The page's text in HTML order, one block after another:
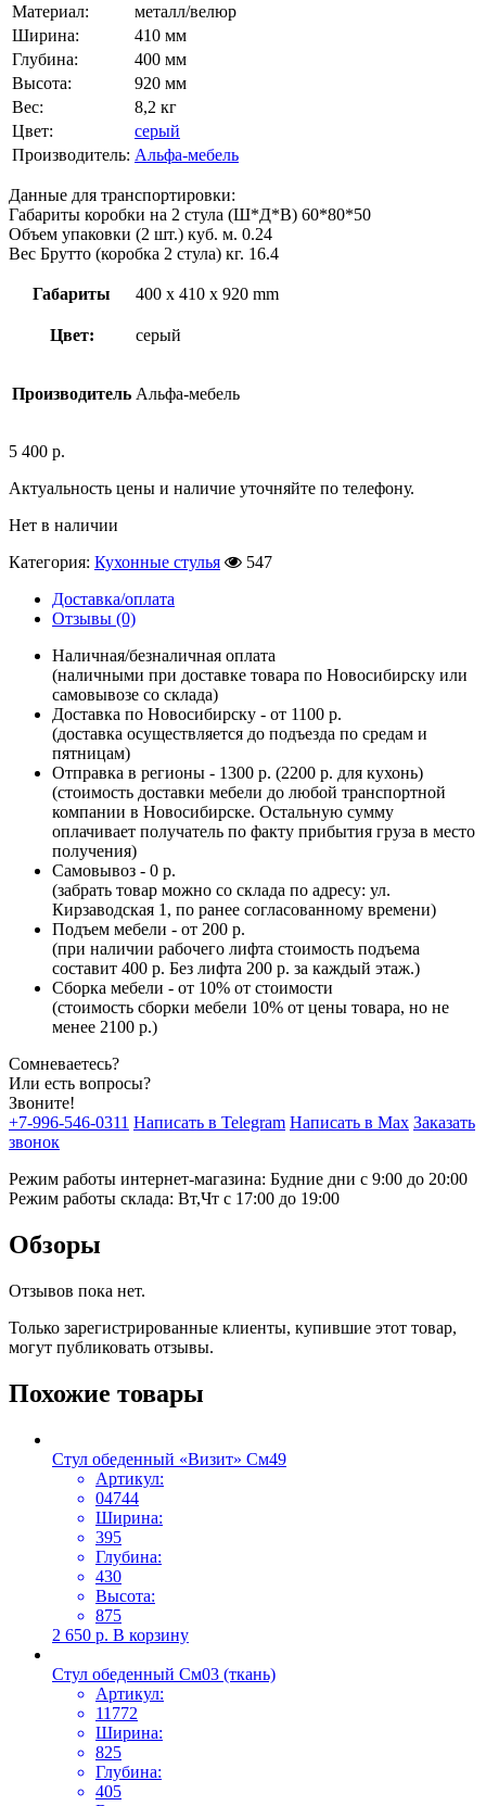
Материал:
металл/велюр
Ширина:
410 мм
Глубина:
400 мм
Высота:
920 мм
Вес:
8,2 кг
Цвет:
серый
Производитель: Альфа-мебель
Данные для транспортировки:
Габариты коробки на 2 стула (Ш*Д*В) 60*80*50
Объем упаковки (2 шт.) куб. м. 0.24
Вес Брутто (коробка 2 стула) кг. 16.4
Габариты 400 x 410 x 920 mm
Цвет: серый
Производитель Альфа-мебель
5 400 р.
Актуальность цены и наличие уточняйте по телефону.
Нет в наличии
Категория: Кухонные стулья
547
Доставка/оплата
Отзывы (0)
Наличная/безналичная оплата
(наличными при доставке товара по Новосибирску или
самовывозе со склада)
Доставка по Новосибирску - от 1100 р.
(доставка осуществляется до подъезда по средам и
пятницам)
Отправка в регионы - 1300 р. (2200 р. для кухонь)
(стоимость доставки мебели до любой транспортной
компании в Новосибирске. Остальную сумму
оплачивает получатель по факту прибытия груза в место
получения)
Самовывоз - 0 р.
(забрать товар можно со склада по адресу: ул.
Кирзаводская 1, по ранее согласованному времени)
Подъем мебели - от 200 р.
(при наличии рабочего лифта стоимость подъема
составит 400 р. Без лифта 200 р. за каждый этаж.)
Сборка мебели - от 10% от стоимости
(стоимость сборки мебели 10% от цены товара, но не
менее 2100 р.)
Сомневаетесь?
Или есть вопросы?
Звоните!
+7-996-546-0311 Написать в Telegram Написать в Max Заказать
звонок
Режим работы интернет-магазина: Будние дни с 9:00 до 20:00
Режим работы склада: Вт,Чт с 17:00 до 19:00
Обзоры
Отзывов пока нет.
Только зарегистрированные клиенты, купившие этот товар,
могут публиковать отзывы.
Похожие товары
Стул обеденный «Визит» См49
Артикул:
04744
Ширина:
395
Глубина:
430
Высота:
875
2 650 р. В корзину
Стул обеденный См03 (ткань)
Артикул:
11772
Ширина:
825
Глубина:
405